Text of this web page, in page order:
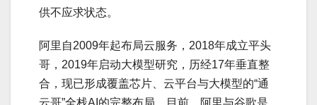
供不应求状态。
阿里自2009年起布局云服务，2018年成立平头
哥，2019年启动大模型研究，历经17年垂直整
合，现已形成覆盖芯片、云平台与大模型的“通
云哥”全栈AI的完整布局。目前，阿里与谷歌是